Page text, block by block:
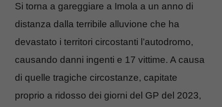
Si torna a gareggiare a Imola a un anno di
distanza dalla terribile alluvione che ha
devastato i territori circostanti l’autodromo,
causando danni ingenti e 17 vittime. A causa
di quelle tragiche circostanze, capitate
proprio a ridosso dei giorni del GP del 2023,